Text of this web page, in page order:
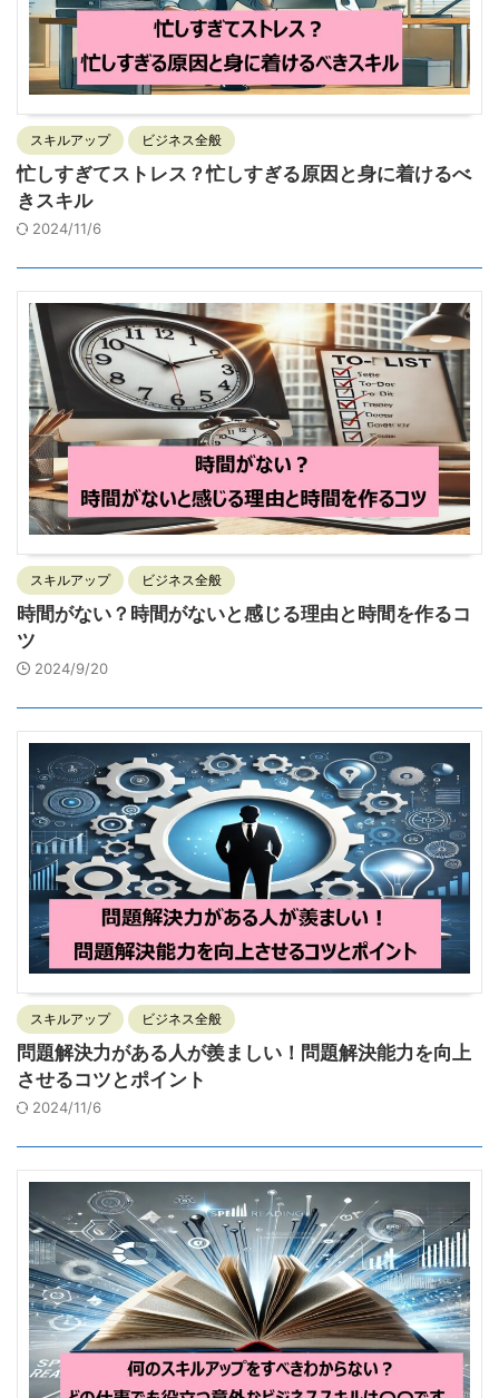
スキルアップ ビジネス全般
忙しすぎてストレス？忙しすぎる原因と身に着けるべ
きスキル
2024/11/6
スキルアップ ビジネス全般
時間がない？時間がないと感じる理由と時間を作るコ
ツ
2024/9/20
スキルアップ ビジネス全般
問題解決力がある人が羨ましい！問題解決能力を向上
させるコツとポイント
2024/11/6